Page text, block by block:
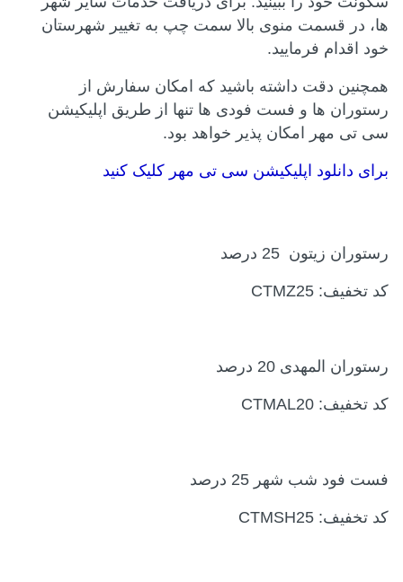
ها، در قسمت منوی بالا سمت چپ به تغییر شهرستان
خود اقدام فرمایید.
همچنین دقت داشته باشید که امکان سفارش از
رستوران ها و فست فودی ها تنها از طریق اپلیکیشن
سی تی مهر امکان پذیر خواهد بود.
برای دانلود اپلیکیشن سی تی مهر کلیک کنید
رستوران زیتون
کد تخفیف: CTMZ25
رستوران المهدی 20 درصد
کد تخفیف: CTMAL20
فست فود شب شهر 25 درصد
کد تخفیف: CTMSH25